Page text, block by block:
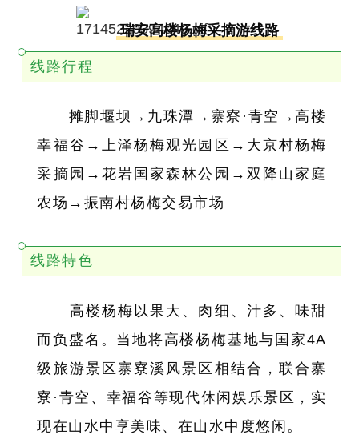
瑞安高楼杨梅采摘游线路
线路行程
摊脚堰坝→九珠潭→寨寮·青空→高楼
幸福谷→上泽杨梅观光园区→大京村杨梅
采摘园→花岩国家森林公园→双降山家庭
农场→振南村杨梅交易市场
线路特色
高楼杨梅以果大、肉细、汁多、味甜
而负盛名。当地将高楼杨梅基地与国家4A
级旅游景区寨寮溪风景区相结合，联合寨
寮·青空、幸福谷等现代休闲娱乐景区，实
现在山水中享美味、在山水中度悠闲。